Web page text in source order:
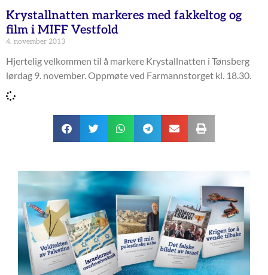
Krystallnatten markeres med fakkeltog og
film i MIFF Vestfold
4. november 2013
Hjertelig velkommen til å markere Krystallnatten i Tønsberg
lørdag 9. november. Oppmøte ved Farmannstorget kl. 18.30.